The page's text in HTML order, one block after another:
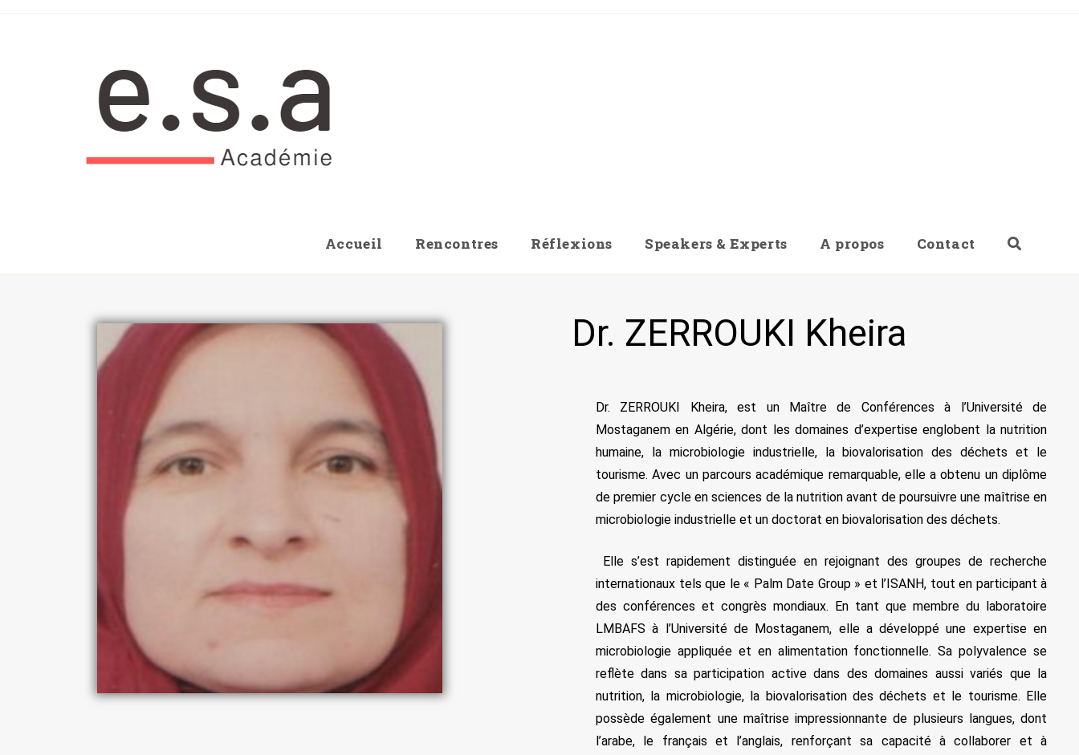
Accueil Rencontres Réflexions Speakers & Experts A propos Contact
Blog Dr. ZERROUKI Kheira
Dr. ZERROUKI Kheira, est un Maître de Conférences à l’Université de
Mostaganem en Algérie, dont les domaines d’expertise englobent la nutrition
humaine, la microbiologie industrielle, la biovalorisation des déchets et le
tourisme. Avec un parcours académique remarquable, elle a obtenu un diplôme
de premier cycle en sciences de la nutrition avant de poursuivre une maîtrise en
microbiologie industrielle et un doctorat en biovalorisation des déchets.
Elle s’est rapidement distinguée en rejoignant des groupes de recherche
internationaux tels que le « Palm Date Group » et l’ISANH, tout en participant à
des conférences et congrès mondiaux. En tant que membre du laboratoire
LMBAFS à l’Université de Mostaganem, elle a développé une expertise en
microbiologie appliquée et en alimentation fonctionnelle. Sa polyvalence se
reflète dans sa participation active dans des domaines aussi variés que la
nutrition, la microbiologie, la biovalorisation des déchets et le tourisme. Elle
possède également une maîtrise impressionnante de plusieurs langues, dont
l’arabe, le français et l’anglais, renforçant sa capacité à collaborer et à